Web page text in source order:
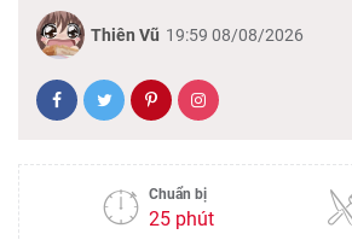
Thiên Vũ 19:59 08/08/2026
Chuẩn bị
25 phút